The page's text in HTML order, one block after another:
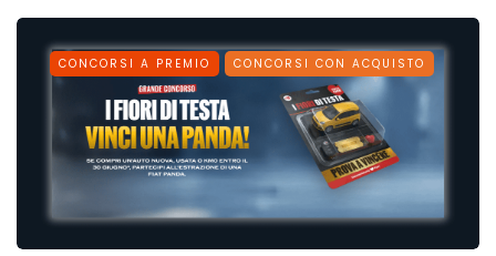
CONCORSI A PREMIO CONCORSI CON ACQUISTO